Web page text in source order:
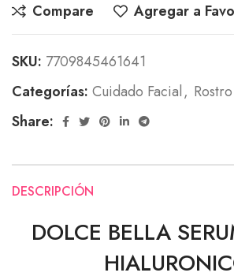
Compare
Agregar a
SKU: 7709845461641
Categorías: Cuidado Facial, Rostro
Share:
DESCRIPCIÓN
DOLCE BELLA